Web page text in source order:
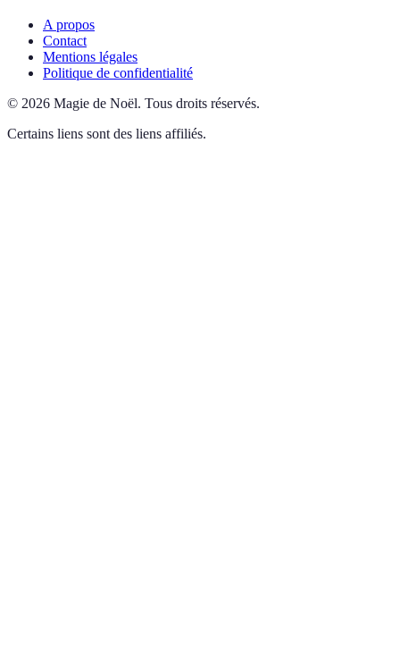
A propos
Contact
Mentions légales
Politique de confidentialité
© 2026 Magie de Noël. Tous droits réservés.
Certains liens sont des liens affiliés.